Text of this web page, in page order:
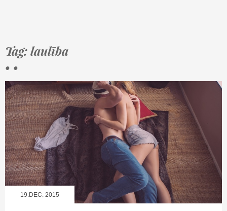
Tag: laulība
• •
19.DEC, 2015